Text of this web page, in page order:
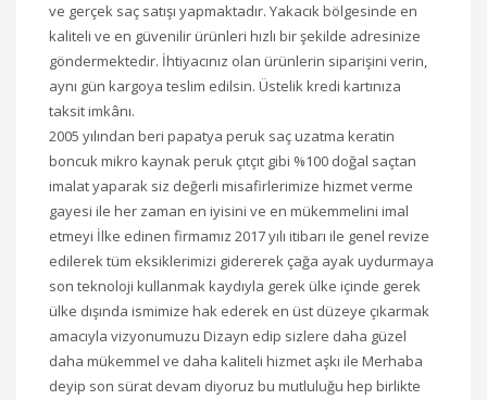
ve gerçek saç satışı yapmaktadır. Yakacık bölgesinde en
kaliteli ve en güvenilir ürünleri hızlı bir şekilde adresinize
göndermektedir. İhtiyacınız olan ürünlerin siparişini verin,
aynı gün kargoya teslim edilsin. Üstelik kredi kartınıza
taksit imkânı.
2005 yılından beri papatya peruk saç uzatma keratin
boncuk mikro kaynak peruk çıtçıt gibi %100 doğal saçtan
imalat yaparak siz değerli misafirlerimize hizmet verme
gayesi ile her zaman en iyisini ve en mükemmelini imal
etmeyi İlke edinen firmamız 2017 yılı itibarı ile genel revize
edilerek tüm eksiklerimizi gidererek çağa ayak uydurmaya
son teknoloji kullanmak kaydıyla gerek ülke içinde gerek
ülke dışında ismimize hak ederek en üst düzeye çıkarmak
amacıyla vizyonumuzu Dizayn edip sizlere daha güzel
daha mükemmel ve daha kaliteli hizmet aşkı ile Merhaba
deyip son sürat devam diyoruz bu mutluluğu hep birlikte